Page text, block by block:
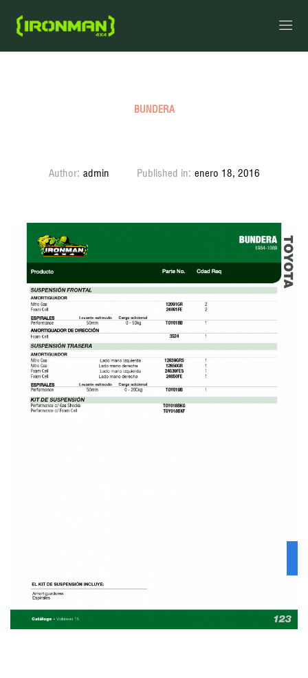
BUNDERA
Author: admin Published in: enero 18, 2016